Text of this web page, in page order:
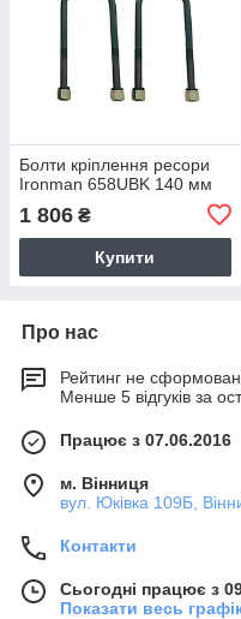
Болти кріплення ресори
Ironman 658UBK 140 мм
1 806 ₴
Купити
Про нас
Рейтинг не
Менше 5 відгуків за
Працює з 07.06.2016
м. Вінниця
вул. Юківка 109Б,
Контакти
Сьогодні працює з
Показати весь